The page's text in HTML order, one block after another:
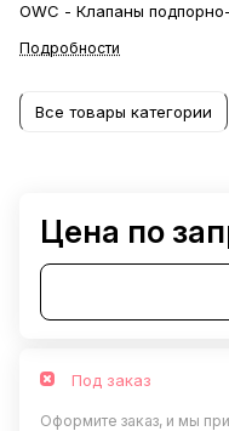
OWC - Клапаны
Подробности
Все товары категории
Цена по
Под заказ
Оформите заказ, и мы